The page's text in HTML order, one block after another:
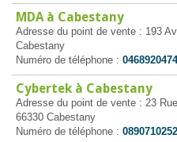
MDA à Cabestany
Adresse du point de vente : 193
Cabestany
Numéro de téléphone : 0468920474
Cybertek à Cabestany
Adresse du point de vente : 23
66330 Cabestany
Numéro de téléphone : 0890710252